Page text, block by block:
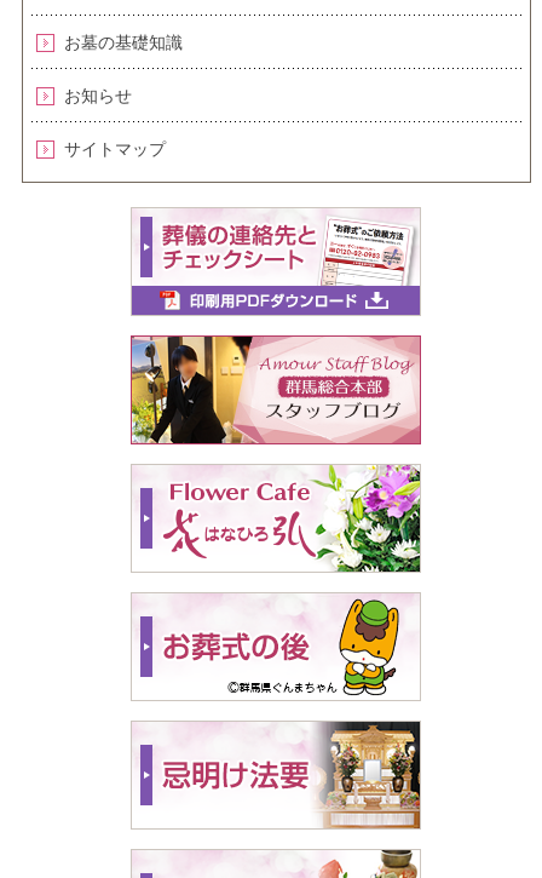
お墓の基礎知識
お知らせ
サイトマップ